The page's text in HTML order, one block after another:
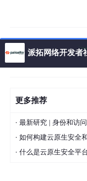
派拓网络开发者
更多推荐
· 最新研究 | 身份和访
· 如何构建云原生安全
· 什么是云原生安全平